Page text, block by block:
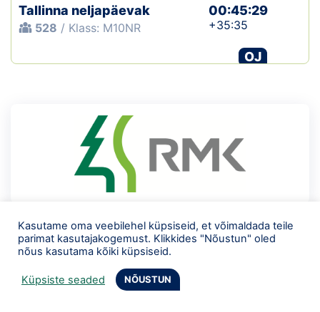
Tallinna neljapäevak
528 / Klass: M10NR
00:45:29
+35:35
OJ
Kasutame oma veebilehel küpsiseid, et võimaldada teile
parimat kasutajakogemust. Klikkides "Nõustun" oled
nõus kasutama kõiki küpsiseid.
Küpsiste seaded NÕUSTUN